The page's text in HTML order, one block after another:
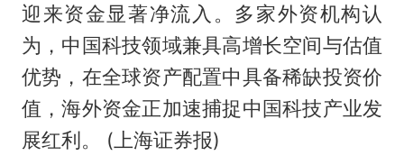
迎来资金显著净流入。多家外资机构认
为，中国科技领域兼具高增长空间与估值
优势，在全球资产配置中具备稀缺投资价
值，海外资金正加速捕捉中国科技产业发
展红利。 (上海证券报)